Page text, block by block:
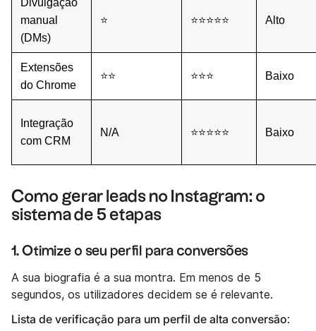
manual
(DMs)
⭐ ⭐⭐⭐⭐⭐ Alto
Extensões
do Chrome
⭐⭐ ⭐⭐⭐ Baixo
Integração
com CRM
N/A ⭐⭐⭐⭐⭐ Baixo
Como gerar leads no Instagram: o
sistema de 5 etapas
1. Otimize o seu perfil para conversões
A sua biografia é a sua montra. Em menos de 5
segundos, os utilizadores decidem se é relevante.
Lista de verificação para um perfil de alta conversão: